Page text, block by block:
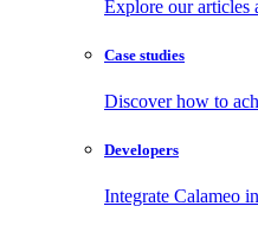
Explore our articles
Case studies
Discover how to
Developers
Integrate Calameo